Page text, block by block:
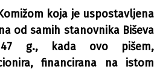
koja je uspostavljena
od samih stanovnika Biševa
g., kada ovo pišem,
financirana na istom